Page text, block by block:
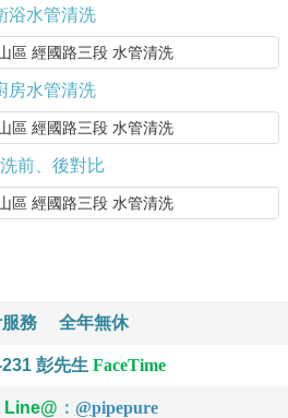
浴水管清洗
房水管清洗
前、後對比
務 全年無休
彭先生 FaceTime
Line@ ： @pipepure